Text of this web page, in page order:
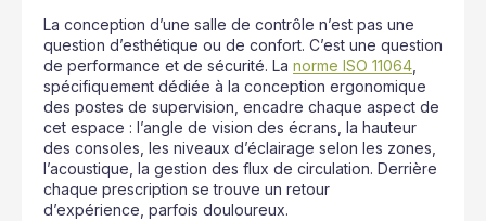
La conception d’une salle de contrôle n’est pas une
question d’esthétique ou de confort. C’est une question
de performance et de sécurité. La norme ISO 11064
spécifiquement dédiée à la conception ergonomique
des postes de supervision, encadre chaque aspect de
cet espace : l’angle de vision des écrans, la hauteur
des consoles, les niveaux d’éclairage selon les zones,
l’acoustique, la gestion des flux de circulation. Derrière
chaque prescription se trouve un retour
d’expérience, parfois douloureux.